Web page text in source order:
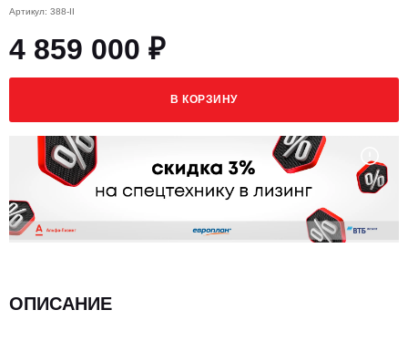
Артикул: 388-II
4 859 000 ₽
В КОРЗИНУ
ОПИСАНИЕ